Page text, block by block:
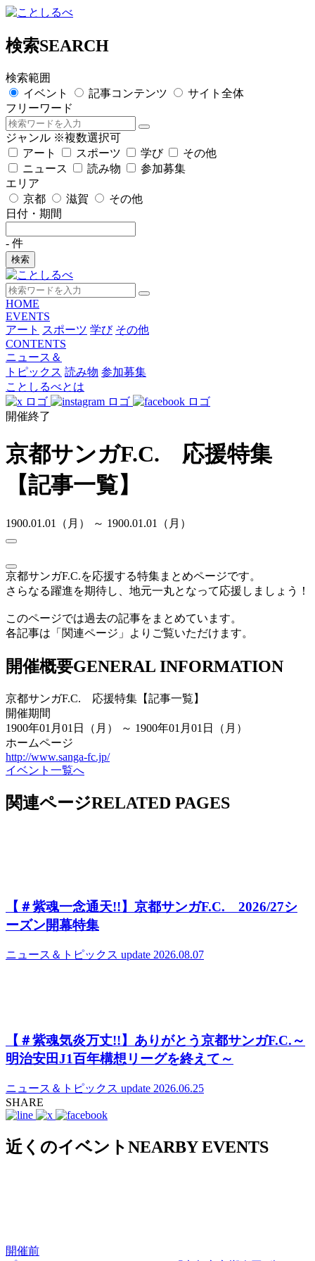
検索SEARCH
検索範囲
イベント
記事コンテンツ
サイト全体
フリーワード
ジャンル ※複数選択可
アート
スポーツ 学び
その他
ニュース
読み物
参加募集
エリア
京都
滋賀
その他
日付・期間
- 件
検索
HOME
EVENTS
アート スポーツ 学び その他
CONTENTS
ニュース＆
トピックス 読み物 参加募集
ことしるべとは
開催終了
京都サンガF.C. 応援特集
【記事一覧】
1900.01.01（月） ～ 1900.01.01（月）
京都サンガF.C.を応援する特集まとめページです。
さらなる躍進を期待し、地元一丸となって応援しましょう！
このページでは過去の記事をまとめています。
各記事は「関連ページ」よりご覧いただけます。
開催概要GENERAL INFORMATION
京都サンガF.C. 応援特集【記事一覧】
開催期間
1900年01月01日（月） ～ 1900年01月01日（月）
ホームページ
http://www.sanga-fc.jp/
イベント一覧へ
関連ページRELATED PAGES
【＃紫魂一念通天!!】京都サンガF.C. 2026/27シ
ーズン開幕特集
ニュース＆トピックス update 2026.08.07
【＃紫魂気炎万丈!!】ありがとう京都サンガF.C.～
明治安田J1百年構想リーグを終えて～
ニュース＆トピックス update 2026.06.25
SHARE
近くのイベントNEARBY EVENTS
開催前